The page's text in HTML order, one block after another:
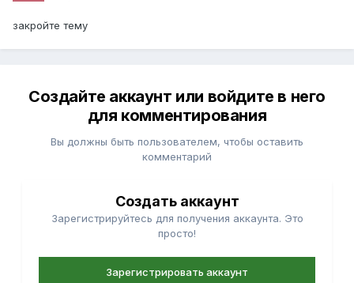
закройте тему
Создайте аккаунт или войдите в него
для комментирования
Вы должны быть пользователем, чтобы оставить
комментарий
Создать аккаунт
Зарегистрируйтесь для получения аккаунта. Это
просто!
Зарегистрировать аккаунт